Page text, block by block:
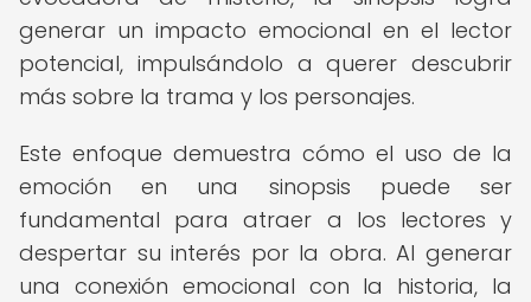
generar un impacto emocional en el lector
potencial, impulsándolo a querer descubrir
más sobre la trama y los personajes.
Este enfoque demuestra cómo el uso de la
emoción en una sinopsis puede ser
fundamental para atraer a los lectores y
despertar su interés por la obra. Al generar
una conexión emocional con la historia, la